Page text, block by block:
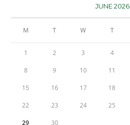
JUNE 2026
M T W T
1 2 3 4
8 9 10 11
15 16 17 18
22 23 24 25
29 30